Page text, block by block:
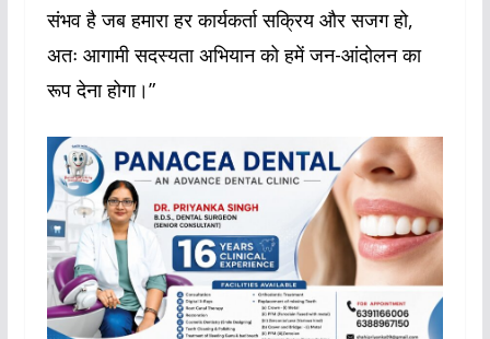
संभव है जब हमारा हर कार्यकर्ता सक्रिय और सजग हो,
अतः आगामी सदस्यता अभियान को हमें जन-आंदोलन का
रूप देना होगा।”